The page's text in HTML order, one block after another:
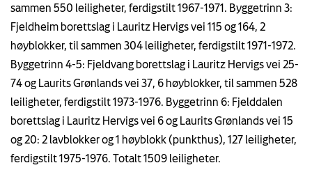
sammen 550 leiligheter, ferdigstilt 1967-1971. Byggetrinn 3:
Fjeldheim borettslag i Lauritz Hervigs vei 115 og 164, 2
høyblokker, til sammen 304 leiligheter, ferdigstilt 1971-1972.
Byggetrinn 4-5: Fjeldvang borettslag i Lauritz Hervigs vei 25-
74 og Laurits Grønlands vei 37, 6 høyblokker, til sammen 528
leiligheter, ferdigstilt 1973-1976. Byggetrinn 6: Fjelddalen
borettslag i Lauritz Hervigs vei 6 og Laurits Grønlands vei 15
og 20: 2 lavblokker og 1 høyblokk (punkthus), 127 leiligheter,
ferdigstilt 1975-1976. Totalt 1509 leiligheter.